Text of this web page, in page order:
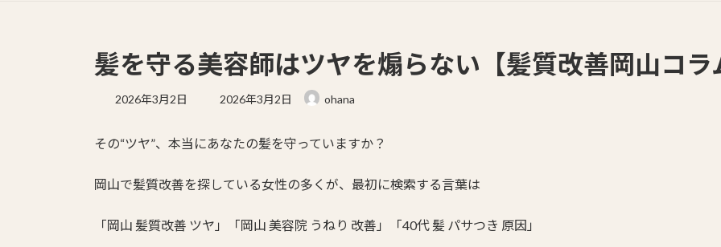
髪を守る美容師はツヤを煽らない【髪質改善岡山コラ
2026年3月2日
最
新
:
2026年3月2日 ohana
その“ツヤ”、本当にあなたの髪を守っていますか？
岡山で髪質改善を探している女性の多くが、最初に検索する言葉は
「岡山 髪質改善 ツヤ」「岡山 美容院 うねり 改善」「40代 髪 パサつき 原因」